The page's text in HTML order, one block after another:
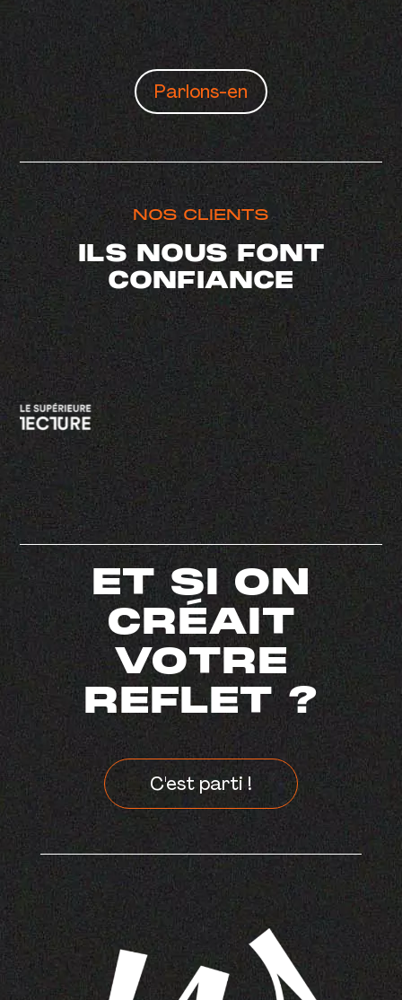
Parlons-en
NOS CLIENTS
ILS NOUS FONT
CONFIANCE
ET SI ON
CRÉAIT
VOTRE
REFLET ?
C'est parti !